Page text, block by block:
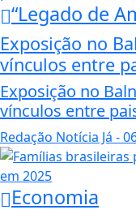
“Legado de
Exposição no
vínculos entre
Exposição no
vínculos entre
Redação Notícia Já -
Economia